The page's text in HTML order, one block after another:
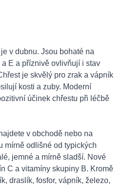
v dubnu. Jsou bohaté na
E a příznivě ovlivňují i stav
je skvělý pro zrak a vápník
kosti a zuby. Moderní
účinek chřestu při léčbě
v obchodě nebo na
mírně odlišné od typických
jemné a mírně sladší. Nové
C a vitamíny skupiny B. Kromě
draslík, fosfor, vápník, železo,